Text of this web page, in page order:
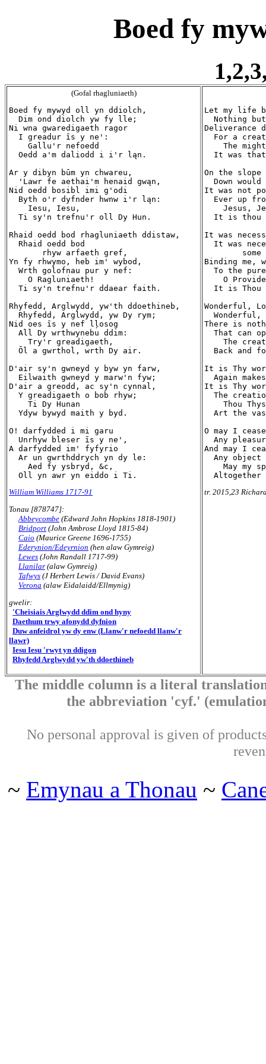
Boed fy
(Gofal rhagluniaeth)
Boed fy mywyd oll yn ddiolch,
  Dim ond diolch yw fy lle;
Ni wna gwaredigaeth ragor
  I greadur īs y ne':
    Gallu'r nefoedd
  Oedd a'm daliodd i i'r ląn.
Ar y dibyn būm yn chwareu,
  'Lawr fe aethai'm henaid gwąn,
Nid oedd bosibl imi g'odi
  Byth o'r dyfnder hwnw i'r ląn:
    Iesu, Iesu,
  Ti sy'n trefnu'r oll Dy Hun.
Rhaid oedd bod rhagluniaeth ddistaw,
  Rhaid oedd bod
       rhyw arfaeth gref,
Yn fy rhwymo, heb im' wybod,
  Wrth golofnau pur y nef:
    O Ragluniaeth!
  Ti sy'n trefnu'r ddaear faith.
Rhyfedd, Arglwydd, yw'th ddoethineb,
  Rhyfedd, Arglwydd, yw Dy rym;
Nid oes īs y nef lļosog
  All Dy wrthwynebu ddim:
    Try'r greadigaeth,
  Ōl a gwrthol, wrth Dy air.
D'air sy'n gwneyd y byw yn farw,
  Eilwaith gwneyd y marw'n fyw;
D'air a greodd, ac sy'n cynnal,
  Y greadigaeth o bob rhyw;
    Ti Dy Hunan
  Ydyw bywyd maith y byd.
O! darfydded i mi garu
  Unrhyw bleser īs y ne',
A darfydded im' fyfyrio
  Ar un gwrthddrych yn dy le:
    Aed fy ysbryd, &c,
William Williams 1717-91
Tonau [878747]:
Abbeycombe (Edward John Hopkins 1818-1901)
Bridport (John Ambrose Lloyd 1815-84)
Caio (Maurice Greene 1696-1755)
Ederynion/Edeyrnion (hen alaw Gymreig)
Lewes (John Randall 1717-99)
Llanilar (alaw Gymreig)
Tafwys (J Herbert Lewis / David Evans)
Verona (alaw Eidalaidd/Ellmynig)
gwelir:
'Cheisiais Arglwydd ddim ond hyny
Daethum trwy afonydd dyfnion
Duw anfeidrol yw dy enw (Llanw'r nefoedd llanw'r
llawr)
Iesu Iesu 'rwyt yn ddigon
Rhyfedd Arglwydd yw'th ddoethineb
Let my life
Nothing
Deliverance
For a
The
It was
On the
Down would
It was not
Ever up
Jesus,
It is thou
It was
It was
some
Binding me,
To the
O
It is Thou
Wonderful,
Wonderful,
There is
That can
The
Back and
It is Thy
Again
It is Thy
The
Thou
Art the
O may I
Any
And may I
Any object
May my
tr. 2015,23
The middle column is a literal
the abbreviation 'cyf.'
No personal approval is given of
~ Emynau a Thonau ~